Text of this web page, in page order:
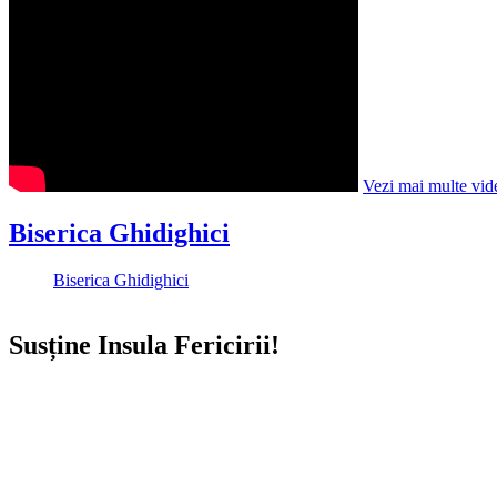
Vezi mai multe
Biserica Ghidighici
Biserica Ghidighici
Susține Insula Fericirii!